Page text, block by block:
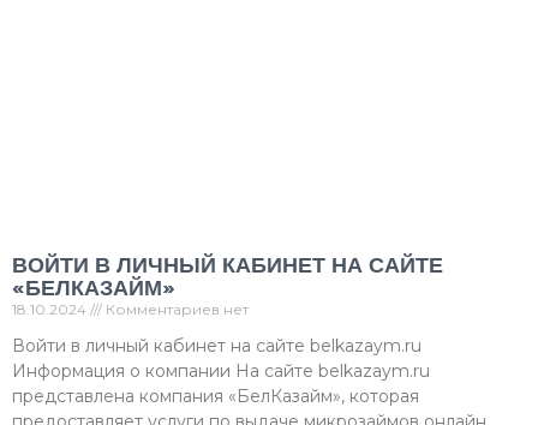
ВОЙТИ В ЛИЧНЫЙ КАБИНЕТ НА САЙТЕ
«БЕЛКАЗАЙМ»
18.10.2024 Комментариев нет
Войти в личный кабинет на сайте belkazaym.ru
Информация о компании На сайте belkazaym.ru
представлена компания «БелКазайм», которая